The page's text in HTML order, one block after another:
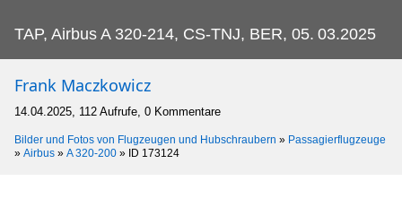
TAP, Airbus A 320-214, CS-TNJ, BER, 05. 03.2025
Frank Maczkowicz
14.04.2025, 112 Aufrufe, 0 Kommentare
Bilder und Fotos von Flugzeugen und Hubschraubern » Passagierflugzeuge
» Airbus » A 320-200 » ID 173124